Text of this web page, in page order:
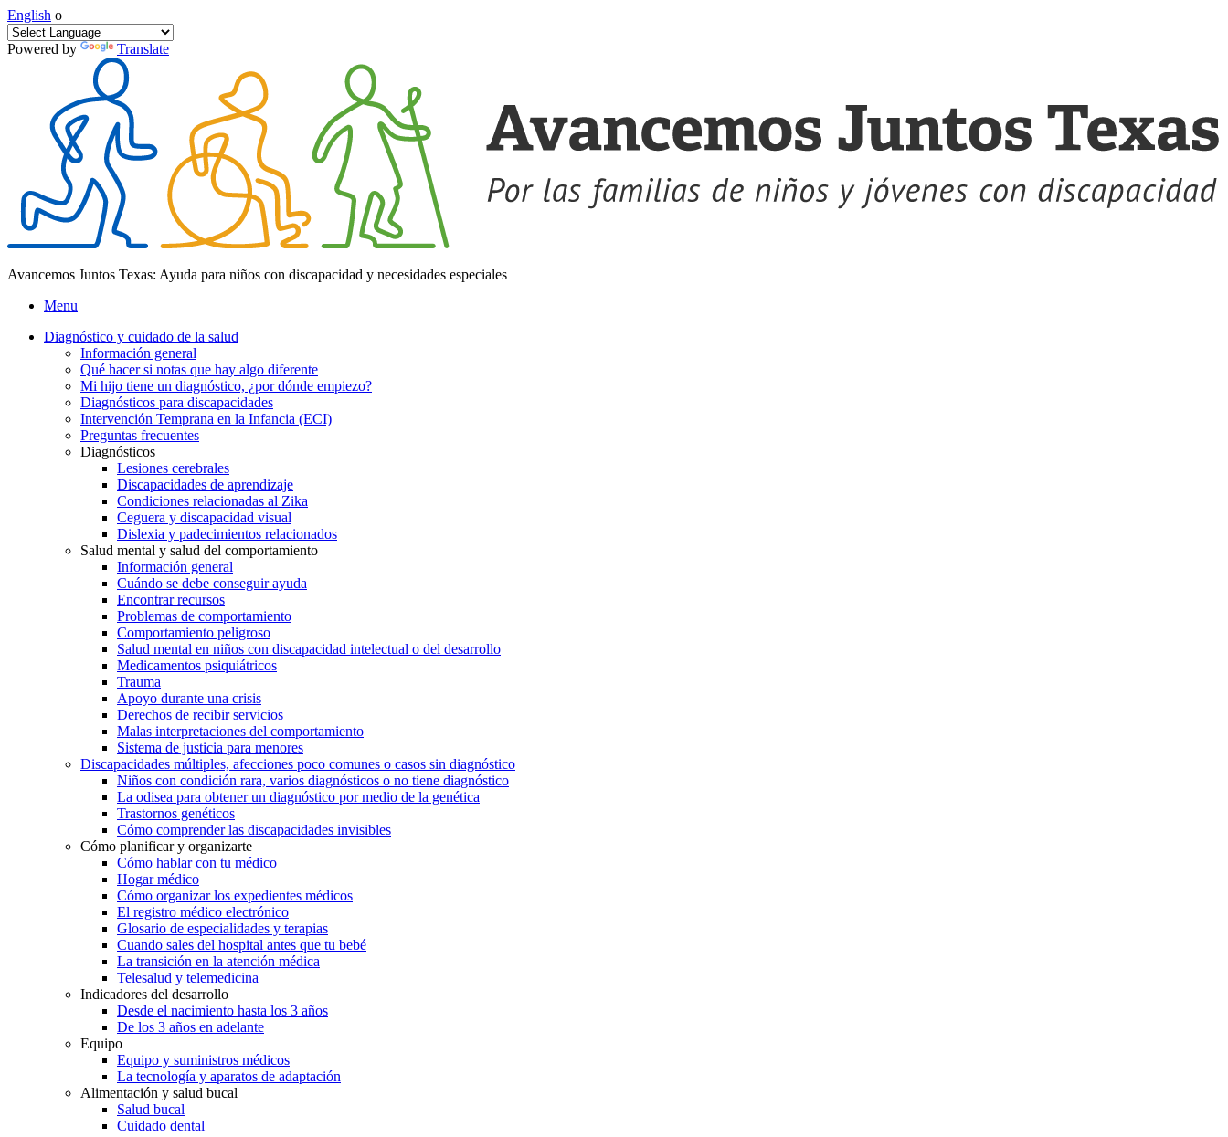
English o
Powered by Translate
Avancemos Juntos Texas: Ayuda para niños con discapacidad y necesidades especiales
Menu
Diagnóstico y cuidado de la salud
Información general
Qué hacer si notas que hay algo diferente
Mi hijo tiene un diagnóstico, ¿por dónde empiezo?
Diagnósticos para discapacidades
Intervención Temprana en la Infancia (ECI)
Preguntas frecuentes
Diagnósticos
Lesiones cerebrales
Discapacidades de aprendizaje
Condiciones relacionadas al Zika
Ceguera y discapacidad visual
Dislexia y padecimientos relacionados
Salud mental y salud del comportamiento
Información general
Cuándo se debe conseguir ayuda
Encontrar recursos
Problemas de comportamiento
Comportamiento peligroso
Salud mental en niños con discapacidad intelectual o del desarrollo
Medicamentos psiquiátricos
Trauma
Apoyo durante una crisis
Derechos de recibir servicios
Malas interpretaciones del comportamiento
Sistema de justicia para menores
Discapacidades múltiples, afecciones poco comunes o casos sin diagnóstico
Niños con condición rara, varios diagnósticos o no tiene diagnóstico
La odisea para obtener un diagnóstico por medio de la genética
Trastornos genéticos
Cómo comprender las discapacidades invisibles
Cómo planificar y organizarte
Cómo hablar con tu médico
Hogar médico
Cómo organizar los expedientes médicos
El registro médico electrónico
Glosario de especialidades y terapias
Cuando sales del hospital antes que tu bebé
La transición en la atención médica
Telesalud y telemedicina
Indicadores del desarrollo
Desde el nacimiento hasta los 3 años
De los 3 años en adelante
Equipo
Equipo y suministros médicos
La tecnología y aparatos de adaptación
Alimentación y salud bucal
Salud bucal
Cuidado dental